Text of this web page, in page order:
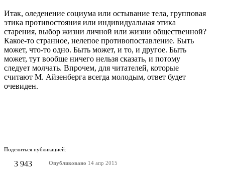
Итак, оледенение социума или остывание тела, групповая
этика противостояния или индивидуальная этика
старения, выбор жизни личной или жизни общественной?
Какое-то странное, нелепое противопоставление. Быть
может, что-то одно. Быть может, и то, и другое. Быть
может, тут вообще ничего нельзя сказать, и потому
следует молчать. Впрочем, для читателей, которые
считают М. Айзенберга всегда молодым, ответ будет
очевиден.
Поделиться публикацией:
3 943 Опубликовано 14 апр 2015